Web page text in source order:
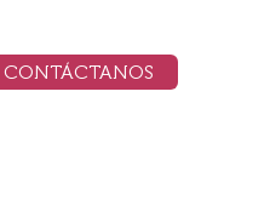
CONTÁCTANOS